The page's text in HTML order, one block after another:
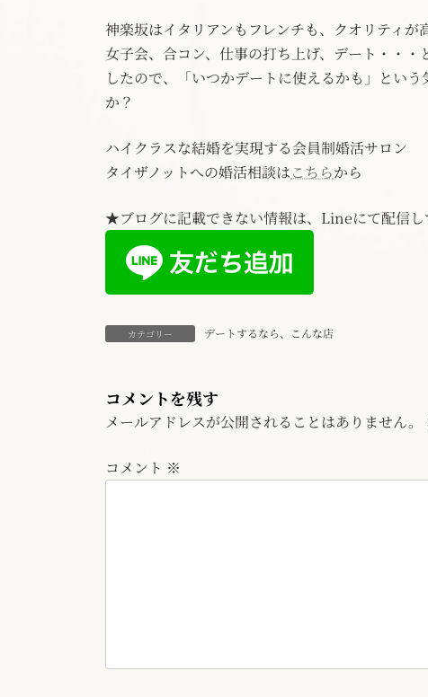
神楽坂はイタリアンもフレンチも、クオリティ
女子会、合コン、仕事の打ち上げ、デート・・
したので、「いつかデートに使えるかも」とい
か？
ハイクラスな結婚を実現する会員制婚活サロン
タイザノットへの婚活相談はこちらから
★ブログに記載できない情報は、Lineにて配信
カテゴリー デートするなら、こんな店
コメントを残す
メールアドレスが公開されることはありません。
コメント ※